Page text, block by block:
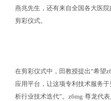
燕兆先生，还有来自全国各大医
剪彩仪式。
在剪彩仪式中，田教授提出“希望
应用平台，让这项专利技术服务
析行业技术迭代”。z6mg·尊龙代